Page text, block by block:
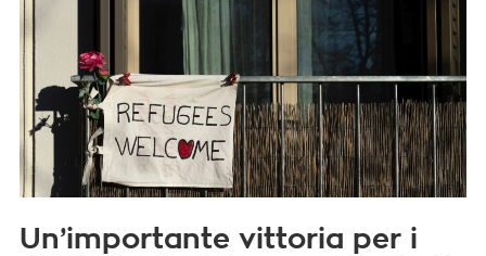
Un’importante vittoria per i